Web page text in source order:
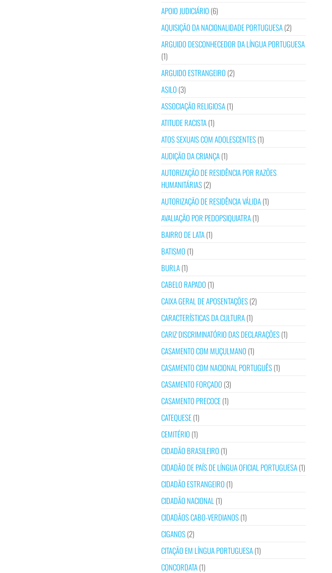
APOIO JUDICIÁRIO (6)
AQUISIÇÃO DA NACIONALIDADE PORTUGUESA(2)
ARGUIDO DESCONHECEDOR DA LÍNGUA PORTUGUESA
(1)
ARGUIDO ESTRANGEIRO (2)
ASILO (3)
ASSOCIAÇÃO RELIGIOSA(1)
ATITUDE RACISTA(1)
ATOS SEXUAIS COM ADOLESCENTES(1)
AUDIÇÃO DA CRIANÇA(1)
AUTORIZAÇÃO DE RESIDÊNCIA POR RAZÕES
HUMANITÁRIAS(2)
AUTORIZAÇÃO DE RESIDÊNCIA VÁLIDA(1)
AVALIAÇÃO POR PEDOPSIQUIATRA(1)
BAIRRO DE LATA(1)
BATISMO (1)
BURLA(1)
CABELO RAPADO (1)
CAIXA GERAL DE APOSENTAÇÕES(2)
CARACTERÍSTICAS DA CULTURA(1)
CARIZ DISCRIMINATÓRIO DAS DECLARAÇÕES(1)
CASAMENTO COM MUÇULMANO (1)
CASAMENTO COM NACIONAL PORTUGUÊS(1)
CASAMENTO FORÇADO (3)
CASAMENTO PRECOCE(1)
CATEQUESE(1)
CEMITÉRIO (1)
CIDADÃO BRASILEIRO (1)
CIDADÃO DE PAÍS DE LÍNGUA OFICIAL PORTUGUESA(1)
CIDADÃO ESTRANGEIRO (1)
CIDADÃO NACIONAL (1)
CIDADÃOS CABO-VERDIANOS(1)
CIGANOS(2)
CITAÇÃO EM LÍNGUA PORTUGUESA(1)
CONCORDATA(1)